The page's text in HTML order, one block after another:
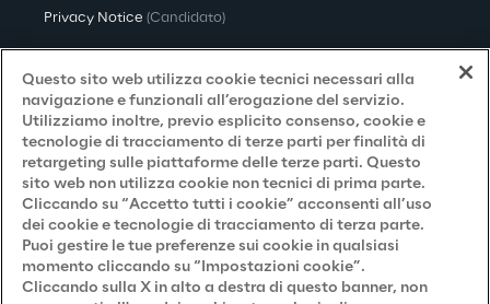
Privacy Notice (Candidato)
Privacy Notice(Fornitore)
Privacy Notice (Marketing)
Accessibilità
Careers
Questo sito web utilizza cookie tecnici necessari alla
navigazione e funzionali all’erogazione del servizio.
Utilizziamo inoltre, previo esplicito consenso, cookie e
tecnologie di tracciamento di terze parti per finalità di
retargeting sulle piattaforme delle terze parti. Questo
sito web non utilizza cookie non tecnici di prima parte.
Cliccando su “Accetto tutti i cookie” acconsenti all’uso
dei cookie e tecnologie di tracciamento di terza parte.
Puoi gestire le tue preferenze sui cookie in qualsiasi
momento cliccando su “Impostazioni cookie”.
Cliccando sulla X in alto a destra di questo banner, non